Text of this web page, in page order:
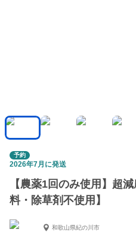
予約
2026年7月に発送
【農薬1回のみ使用】超
料・除草剤不使用】
和歌山県紀の川市